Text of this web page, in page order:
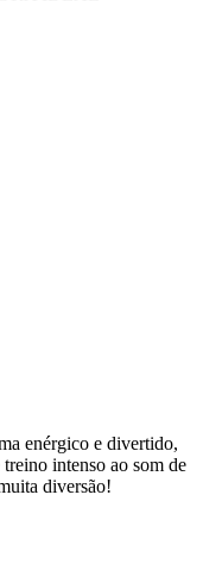
enérgico e divertido,
intenso ao som de
diversão!